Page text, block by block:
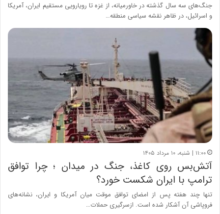
جنگ‌های سه سال گذشته در خاورمیانه، از غزه تا رویارویی مستقیم ایران، آمریکا
و اسرائیل، در ظاهر نقشه سیاسی منطقه…
۱۱:۰۰ | شنبه، ۱۰ مرداد ۱۴۰۵
آتش‌بس روی کاغذ، جنگ در میدان ؛ چرا توافق
ترامپ با ایران شکست خورد؟
تنها چند هفته پس از امضای توافق موقت میان آمریکا و ایران، نشانه‌های
فروپاشی آن آشکار شده است. ازسرگیری حملات…